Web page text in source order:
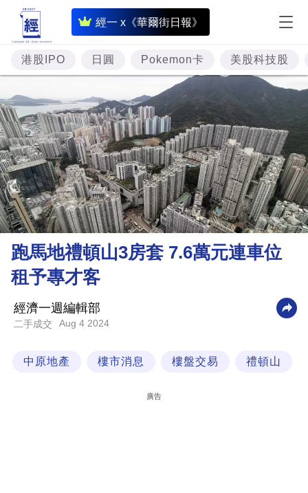
經一 x《華爾街日報》
即
時
財
經
專
題
投
資
樓
市
理
財
商
業
科
港股IPO 日圓 Pokemon卡 美股科技股
跑馬地禮頓山3房套 7.6萬元連車位
租予專才客
經濟一週編輯部
二手成交 Aug 4 2024
中原地產 樓市消息 樓盤交易 禮頓山
廣告